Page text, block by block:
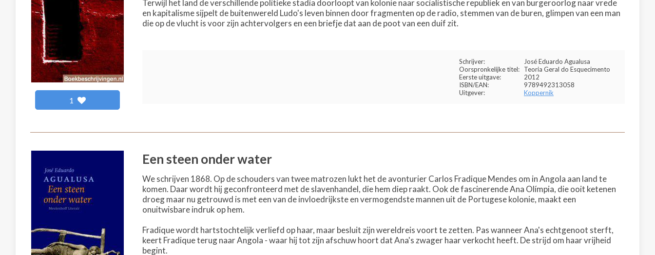
1
Terwijl het land de verschillende politieke stadia doorloopt van kolonie naar socialistische republiek en van burgeroorlog naar vrede
en kapitalisme sijpelt de buitenwereld Ludo's leven binnen door fragmenten op de radio, stemmen van de buren, glimpen van een man
die op de vlucht is voor zijn achtervolgers en een briefje dat aan de poot van een duif zit.
Schrijver:
José Eduardo Agualusa
Oorspronkelijke titel:
Teoria Geral do Esquecimento
Eerste uitgave:
2012
ISBN/EAN:
9789492313058
Uitgever:
Koppernik
Een steen onder water
We schrijven 1868. Op de schouders van twee matrozen lukt het de avonturier Carlos Fradique Mendes om in Angola aan land te
komen. Daar wordt hij geconfronteerd met de slavenhandel, die hem diep raakt. Ook de fascinerende Ana Olímpia, die ooit ketenen
droeg maar nu getrouwd is met een van de invloedrijkste en vermogendste mannen uit de Portugese kolonie, maakt een
onuitwisbare indruk op hem.
Fradique wordt hartstochtelijk verliefd op haar, maar besluit zijn wereldreis voort te zetten. Pas wanneer Ana's echtgenoot sterft,
keert Fradique terug naar Angola - waar hij tot zijn afschuw hoort dat Ana's zwager haar verkocht heeft. De strijd om haar vrijheid
begint.